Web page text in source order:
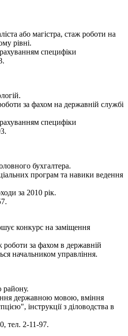
або магістра, стаж роботи на
рівні.
специфіки
за фахом на державній службі
специфіки
бухгалтера.
програм та навики ведення
за 2010 рік.
конкурс на заміщення
роботи за фахом в державній
начальником управління.
району.
державною мовою, вміння
інструкції з діловодства в
тел. 2-11-97.